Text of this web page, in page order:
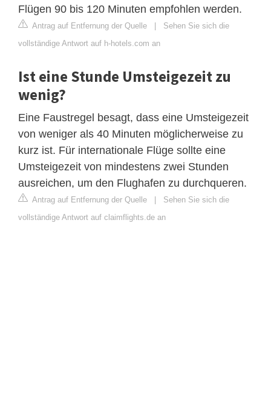
Flügen 90 bis 120 Minuten empfohlen werden.
Antrag auf Entfernung der Quelle
Sehen Sie sich die
vollständige Antwort auf h-hotels.com an
Ist eine Stunde Umsteigezeit zu
wenig?
Eine Faustregel besagt, dass eine Umsteigezeit
von weniger als 40 Minuten möglicherweise zu
kurz ist. Für internationale Flüge sollte eine
Umsteigezeit von mindestens zwei Stunden
ausreichen, um den Flughafen zu durchqueren.
Antrag auf Entfernung der Quelle
Sehen Sie sich die
vollständige Antwort auf claimflights.de an